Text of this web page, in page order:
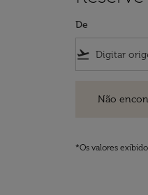
De
flight_takeoff
Não
*Os valores